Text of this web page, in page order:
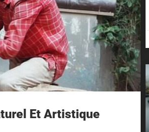
Et Artistique